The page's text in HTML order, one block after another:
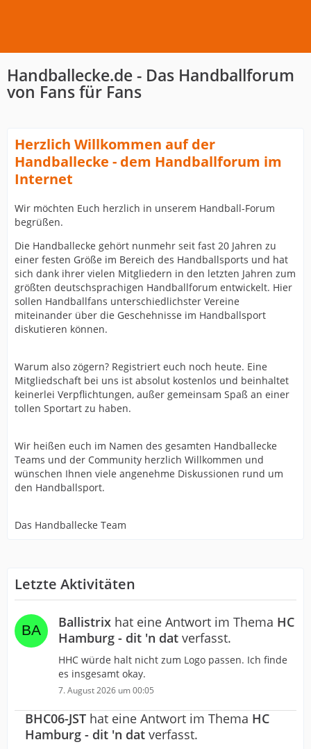
Handballecke.de - Das Handballforum
von Fans für Fans
Herzlich Willkommen auf der
Handballecke - dem Handballforum im
Internet
Wir möchten Euch herzlich in unserem Handball-Forum
begrüßen.
Die Handballecke gehört nunmehr seit fast 20 Jahren zu
einer festen Größe im Bereich des Handballsports und hat
sich dank ihrer vielen Mitgliedern in den letzten Jahren zum
größten deutschsprachigen Handballforum entwickelt. Hier
sollen Handballfans unterschiedlichster Vereine
miteinander über die Geschehnisse im Handballsport
diskutieren können.
Warum also zögern? Registriert euch noch heute. Eine
Mitgliedschaft bei uns ist absolut kostenlos und beinhaltet
keinerlei Verpflichtungen, außer gemeinsam Spaß an einer
tollen Sportart zu haben.
Wir heißen euch im Namen des gesamten Handballecke
Teams und der Community herzlich Willkommen und
wünschen Ihnen viele angenehme Diskussionen rund um
den Handballsport.
Das Handballecke Team
Letzte Aktivitäten
Ballistrix hat eine Antwort im Thema HC
Hamburg - dit 'n dat verfasst.
HHC würde halt nicht zum Logo passen. Ich finde
es insgesamt okay.
7. August 2026 um 00:05
BHC06-JST hat eine Antwort im Thema HC
Hamburg - dit 'n dat verfasst.